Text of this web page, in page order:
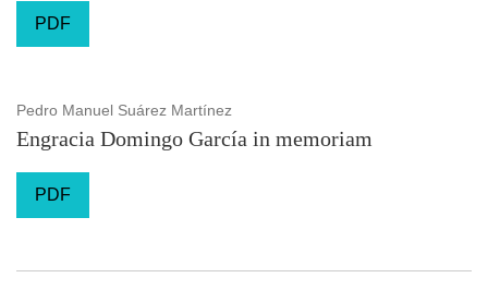
PDF
Pedro Manuel Suárez Martínez
Engracia Domingo García in memoriam
PDF